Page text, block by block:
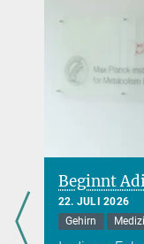
Beginnt
22. JULI 2026
Gehirn